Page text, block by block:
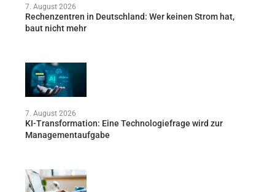
7. August 2026
Rechenzentren in Deutschland: Wer keinen Strom hat,
baut nicht mehr
7. August 2026
KI-Transformation: Eine Technologiefrage wird zur
Managementaufgabe